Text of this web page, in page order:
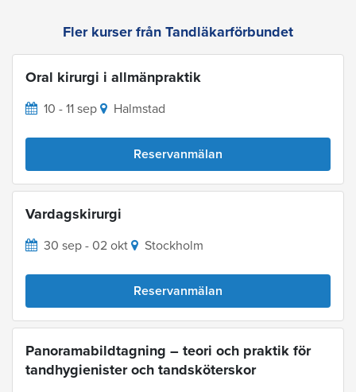
Fler kurser från Tandläkarförbundet
Oral kirurgi i allmänpraktik
10 - 11 sep Halmstad
Reservanmälan
Vardagskirurgi
30 sep - 02 okt Stockholm
Reservanmälan
Panoramabildtagning – teori och praktik för
tandhygienister och tandsköterskor